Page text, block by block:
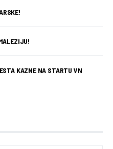
KAZNE NA STARTU VN